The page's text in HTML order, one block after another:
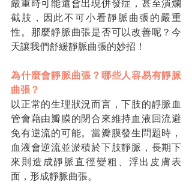
嚴重時可能還會出現併發症，甚至潰爛
截肢，因此不可小看靜脈曲張的嚴重
性。那麼靜脈曲張是否可以改善呢？今
天讓我們舒緩靜脈曲張的妙招！
為什麼會靜脈曲張？哪些人容易有靜脈
曲張？
以正常的生理狀況而言，下肢的靜脈血
管會藉由瓣膜的閉合來維持血液回流避
免有逆流的可能。當瓣膜發生問題時，
血液會逆流並淤積於下肢靜脈，長期下
來則造成靜脈直徑變粗、浮出皮膚表
面，形成靜脈曲張。